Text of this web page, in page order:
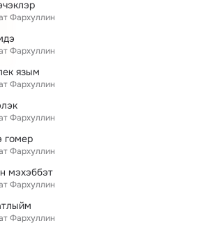
Фархуллин
Фархуллин
язым
Фархуллин
Фархуллин
гомер
Фархуллин
мэхэббэт
Фархуллин
Фархуллин